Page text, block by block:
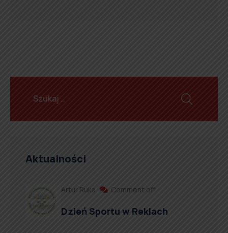
Aktualności
Artur Ruka Comment off
Dzień Sportu w Reklach